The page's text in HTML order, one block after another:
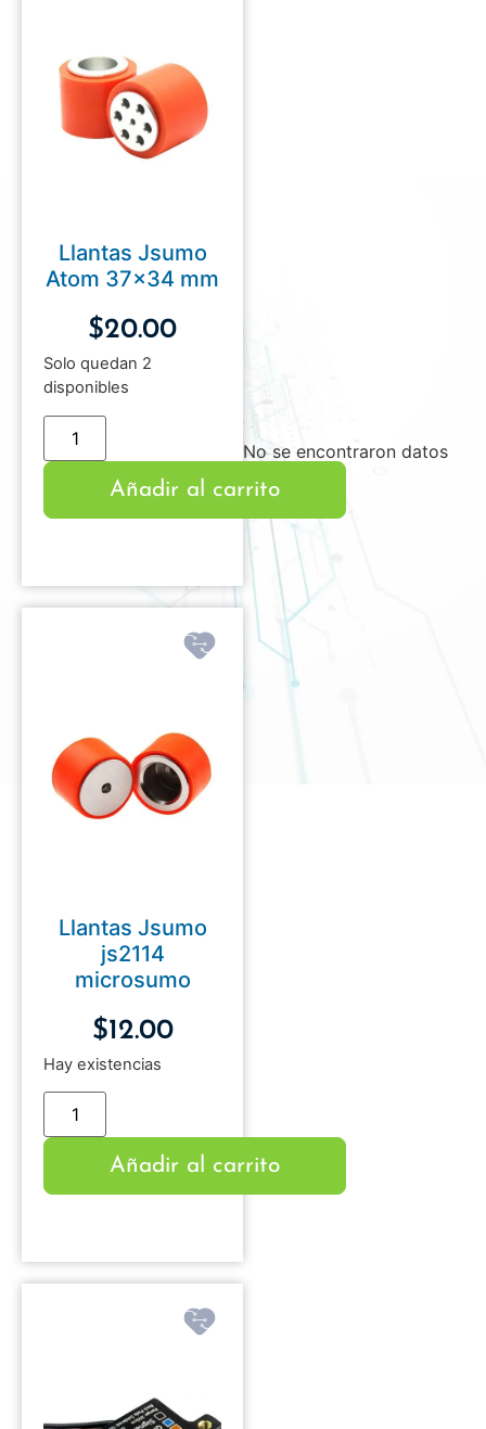
Llantas Jsumo
Atom 37×34 mm
$20.00
Solo quedan 2
disponibles
Añadir al carrito
Llantas Jsumo
js2114
microsumo
$12.00
Hay existencias
Añadir al carrito
No se encontraron datos